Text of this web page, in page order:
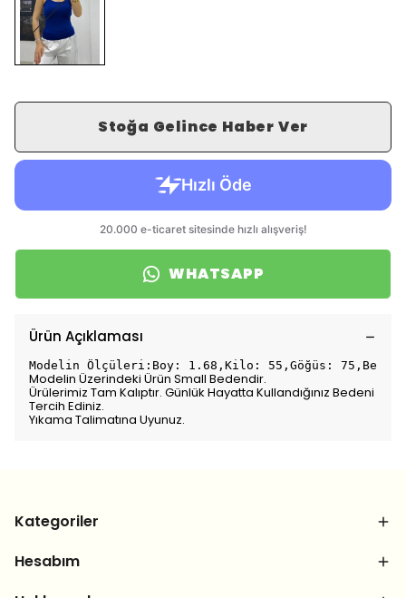
Stoğa Gelince Haber Ver
WHATSAPP
Ürün Açıklaması
Modelin Ölçüleri:Boy: 1.68,Kilo: 55,Göğüs: 75,Bel:
Modelin Üzerindeki Ürün Small Bedendir.
Ürülerimiz Tam Kalıptır. Günlük Hayatta Kullandığınız Bedeni
Tercih Ediniz.
Yıkama Talimatına Uyunuz.
Kategoriler
Hesabım